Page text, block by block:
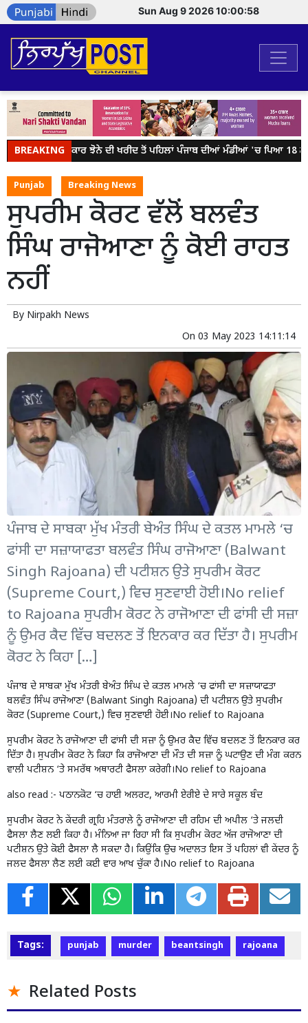
Sun Aug 9 2026 10:00:58
BREAKING
ਕੇਂਦਰ ਸਰਕਾਰ ਝੋਨੇ ਦੀ ਖਰੀਦ ਤੋਂ ਪਹਿਲਾਂ ਪੰਜਾਬ ਦੀਆਂ ਮੰਡੀਆਂ 'ਚ ਪਿਆ 18 ਲੱਖ
Punjab Breaking News
ਸੁਪਰੀਮ ਕੋਰਟ ਵੱਲੋਂ ਬਲਵੰਤ
ਸਿੰਘ ਰਾਜੋਆਣਾ ਨੂੰ ਕੋਈ ਰਾਹਤ
ਨਹੀਂ
By Nirpakh News
On 03 May 2023 14:11:14
ਪੰਜਾਬ ਦੇ ਸਾਬਕਾ ਮੁੱਖ ਮੰਤਰੀ ਬੇਅੰਤ ਸਿੰਘ ਦੇ ਕਤਲ ਮਾਮਲੇ ‘ਚ
ਫਾਂਸੀ ਦਾ ਸਜ਼ਾਯਾਫਤਾ ਬਲਵੰਤ ਸਿੰਘ ਰਾਜੋਆਣਾ (Balwant
Singh Rajoana) ਦੀ ਪਟੀਸ਼ਨ ਉਤੇ ਸੁਪਰੀਮ ਕੋਰਟ
(Supreme Court,) ਵਿਚ ਸੁਣਵਾਈ ਹੋਈ।No relief
to Rajoana ਸੁਪਰੀਮ ਕੋਰਟ ਨੇ ਰਾਜੋਆਣਾ ਦੀ ਫਾਂਸੀ ਦੀ ਸਜ਼ਾ
ਨੂੰ ਉਮਰ ਕੈਦ ਵਿੱਚ ਬਦਲਣ ਤੋਂ ਇਨਕਾਰ ਕਰ ਦਿੱਤਾ ਹੈ। ਸੁਪਰੀਮ
ਕੋਰਟ ਨੇ ਕਿਹਾ […]
ਪੰਜਾਬ ਦੇ ਸਾਬਕਾ ਮੁੱਖ ਮੰਤਰੀ ਬੇਅੰਤ ਸਿੰਘ ਦੇ ਕਤਲ ਮਾਮਲੇ ‘ਚ ਫਾਂਸੀ ਦਾ ਸਜ਼ਾਯਾਫਤਾ
ਬਲਵੰਤ ਸਿੰਘ ਰਾਜੋਆਣਾ (Balwant Singh Rajoana) ਦੀ ਪਟੀਸ਼ਨ ਉਤੇ ਸੁਪਰੀਮ
ਕੋਰਟ (Supreme Court,) ਵਿਚ ਸੁਣਵਾਈ ਹੋਈ।No relief to Rajoana
ਸੁਪਰੀਮ ਕੋਰਟ ਨੇ ਰਾਜੋਆਣਾ ਦੀ ਫਾਂਸੀ ਦੀ ਸਜ਼ਾ ਨੂੰ ਉਮਰ ਕੈਦ ਵਿੱਚ ਬਦਲਣ ਤੋਂ ਇਨਕਾਰ ਕਰ
ਦਿੱਤਾ ਹੈ। ਸੁਪਰੀਮ ਕੋਰਟ ਨੇ ਕਿਹਾ ਕਿ ਰਾਜੋਆਣਾ ਦੀ ਮੌਤ ਦੀ ਸਜ਼ਾ ਨੂੰ ਘਟਾਉਣ ਦੀ ਮੰਗ ਕਰਨ
ਵਾਲੀ ਪਟੀਸ਼ਨ ‘ਤੇ ਸਮਰੱਥ ਅਥਾਰਟੀ ਫੈਸਲਾ ਕਰੇਗੀ।No relief to Rajoana
also read :- ਪਠਾਨਕੋਟ ‘ਚ ਹਾਈ ਅਲਰਟ, ਆਰਮੀ ਏਰੀਏ ਦੇ ਸਾਰੇ ਸਕੂਲ ਬੰਦ
ਸੁਪਰੀਮ ਕੋਰਟ ਨੇ ਕੇਂਦਰੀ ਗ੍ਰਹਿ ਮੰਤਰਾਲੇ ਨੂੰ ਰਾਜੋਆਣਾ ਦੀ ਰਹਿਮ ਦੀ ਅਪੀਲ ‘ਤੇ ਜਲਦੀ
ਫੈਸਲਾ ਲੈਣ ਲਈ ਕਿਹਾ ਹੈ। ਮੰਨਿਆ ਜਾ ਰਿਹਾ ਸੀ ਕਿ ਸੁਪਰੀਮ ਕੋਰਟ ਅੱਜ ਰਾਜੋਆਣਾ ਦੀ
ਪਟੀਸ਼ਨ ਉਤੇ ਕੋਈ ਫੈਸਲਾ ਲੈ ਸਕਦਾ ਹੈ। ਕਿਉਂਕਿ ਉਚ ਅਦਾਲਤ ਇਸ ਤੋਂ ਪਹਿਲਾਂ ਵੀ ਕੇਂਦਰ ਨੂੰ
ਜਲਦ ਫੈਸਲਾ ਲੈਣ ਲਈ ਕਈ ਵਾਰ ਆਖ ਚੁੱਕਾ ਹੈ।No relief to Rajoana
Tags: punjab murder beantsingh rajoana
Related Posts